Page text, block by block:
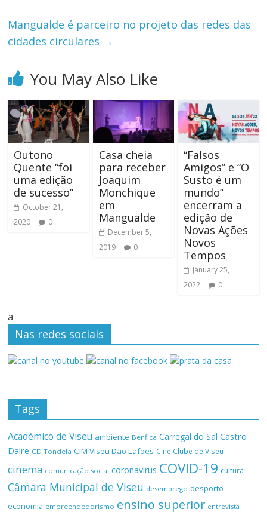
Mangualde é parceiro no projeto das redes das
cidades circulares →
You May Also Like
Outono
Quente “foi
uma edição
de sucesso”
October 21,
2020
0
Casa cheia
para receber
Joaquim
Monchique
em
Mangualde
December 5,
2019
0
“Falsos
Amigos” e “O
Susto é um
mundo”
encerram a
edição de
Novas Ações
Novos
Tempos
January 25,
2022
0
a
Nas redes sociais
Tags
Académico de Viseu ambiente Benfica Carregal do Sal Castro
Daire CD Tondela CIM Viseu Dão Lafões Cine Clube de Viseu
cinema comunicação social coronavírus COVID-19 cultura
Câmara Municipal de Viseu desemprego desporto
economia empreendedorismo ensino superior entrevista